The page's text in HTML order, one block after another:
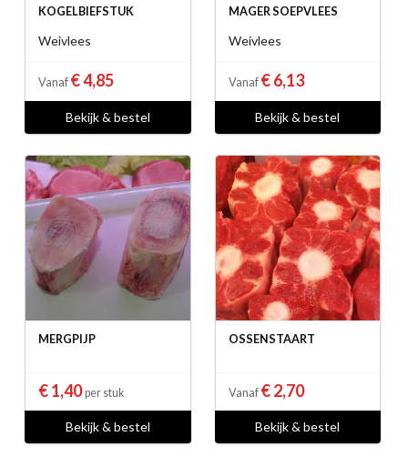
KOGELBIEFSTUK
Weivlees
Vanaf € 4,85
Bekijk & bestel
MAGER SOEPVLEES
Weivlees
Vanaf € 6,13
Bekijk & bestel
MERGPIJP
€ 1,40per stuk
Bekijk & bestel
OSSENSTAART
Vanaf € 2,70
Bekijk & bestel